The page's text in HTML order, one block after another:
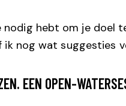
hebt om je doel
nog wat suggesties
EEN OPEN-